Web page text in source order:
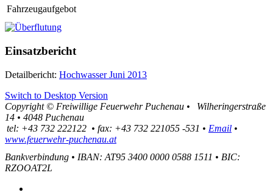
Fahrzeugaufgebot
Einsatzbericht
Detailbericht: Hochwasser Juni 2013
Switch to Desktop Version
Copyright © Freiwillige Feuerwehr Puchenau •
Wilheringerstraße
14 • 4048 Puchenau
tel: +43 732 222122 • fax: +43 732 221055 -531 • Email •
www.feuerwehr-puchenau.at
Bankverbindung • IBAN: AT95 3400 0000 0588 1511 • BIC:
RZOOAT2L